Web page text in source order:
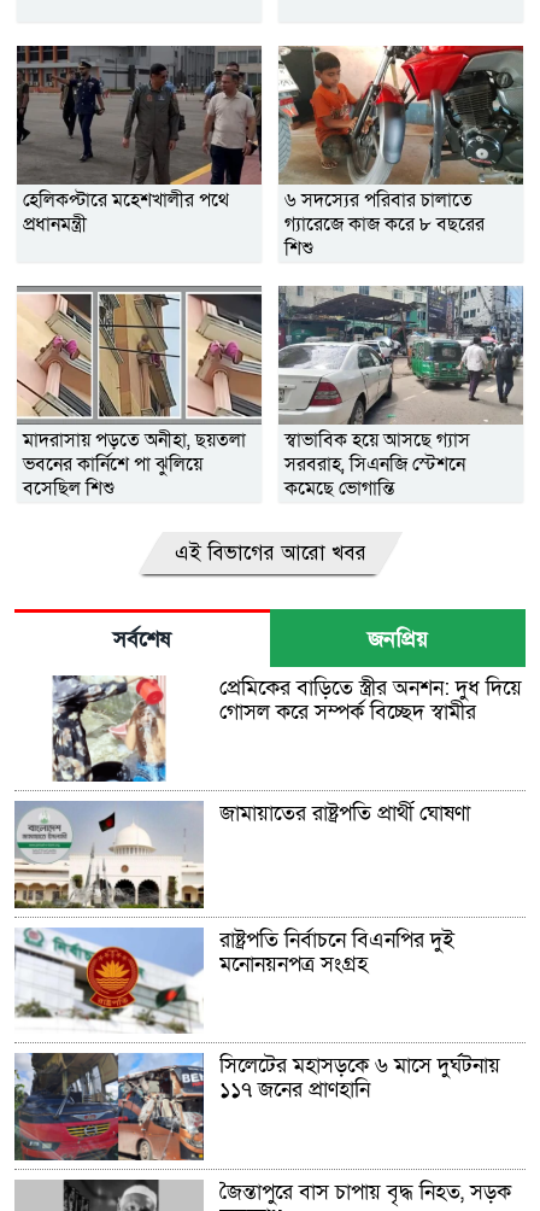
হেলিকপ্টারে মহেশখালীর পথে
প্রধানমন্ত্রী
৬ সদস্যের পরিবার চালাতে
গ্যারেজে কাজ করে ৮ বছরের
শিশু
মাদরাসায় পড়তে অনীহা, ছয়তলা
ভবনের কার্নিশে পা ঝুলিয়ে
বসেছিল শিশু
স্বাভাবিক হয়ে আসছে গ্যাস
সরবরাহ, সিএনজি স্টেশনে
কমেছে ভোগান্তি
এই বিভাগের আরো খবর
সর্বশেষ জনপ্রিয়
প্রেমিকের বাড়িতে স্ত্রীর অনশন: দুধ দিয়ে
গোসল করে সম্পর্ক বিচ্ছেদ স্বামীর
জামায়াতের রাষ্ট্রপতি প্রার্থী ঘোষণা
রাষ্ট্রপতি নির্বাচনে বিএনপির দুই
মনোনয়নপত্র সংগ্রহ
সিলেটের মহাসড়কে ৬ মাসে দুর্ঘটনায়
১১৭ জনের প্রাণহানি
জৈন্তাপুরে বাস চাপায় বৃদ্ধ নিহত, সড়ক